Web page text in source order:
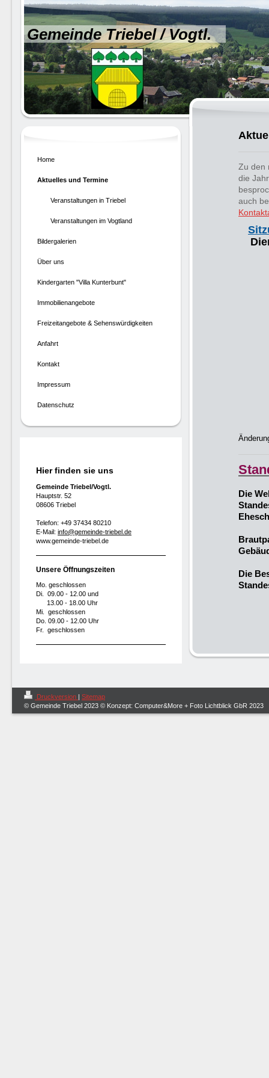
Gemeinde Triebel / Vogtl.
Zu den
die
auch
Die
Die
Home
Aktuelles und Termine
Veranstaltungen in Triebel
Veranstaltungen im Vogtland
Bildergalerien
Über uns
Kindergarten "Villa Kunterbunt"
Immobilienangebote
Freizeitangebote & Sehenswürdigkeiten
Anfahrt
Kontakt
Impressum
Datenschutz
Hier finden sie uns
Gemeinde Triebel/Vogtl.
Hauptstr. 52
08606 Triebel
Telefon: +49 37434 80210
E-Mail: info@gemeinde-triebel.de
www.gemeinde-triebel.de
Unsere Öffnungszeiten
Mo. geschlossen
Di. 09.00 - 12.00 und
13.00 - 18.00 Uhr
Mi. geschlossen
Do. 09.00 - 12.00 Uhr
Fr. geschlossen
Druckversion | Sitemap
© Gemeinde Triebel 2023 © Konzept: Computer&More + Foto Lichtblick GbR 2023